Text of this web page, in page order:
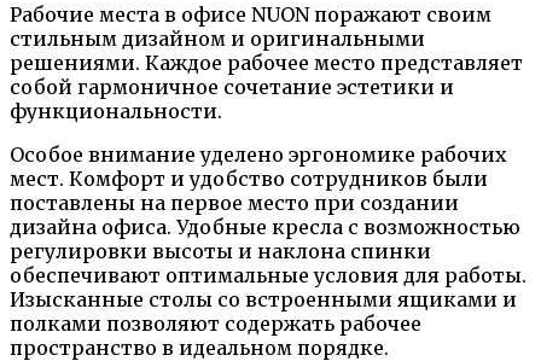
Рабочие места в офисе NUON поражают своим
стильным дизайном и оригинальными
решениями. Каждое рабочее место представляет
собой гармоничное сочетание эстетики и
функциональности.
Особое внимание уделено эргономике рабочих
мест. Комфорт и удобство сотрудников были
поставлены на первое место при создании
дизайна офиса. Удобные кресла с возможностью
регулировки высоты и наклона спинки
обеспечивают оптимальные условия для работы.
Изысканные столы со встроенными ящиками и
полками позволяют содержать рабочее
пространство в идеальном порядке.